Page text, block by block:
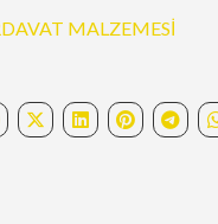
MALZEMESİ